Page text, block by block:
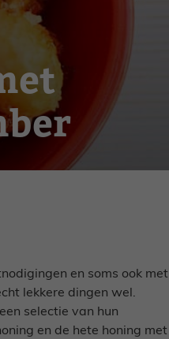
en soms ook met
lekkere dingen wel.
selectie van hun
en de hete honing met